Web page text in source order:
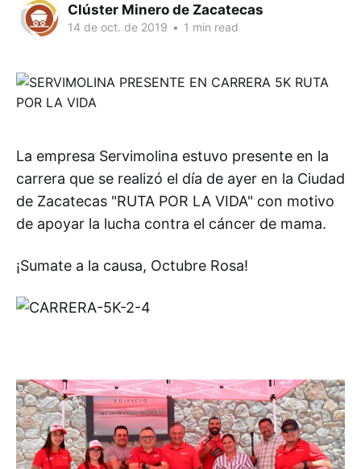
Clúster Minero de Zacatecas
14 de oct. de 2019 • 1 min read
La empresa Servimolina estuvo presente en la
carrera que se realizó el día de ayer en la Ciudad
de Zacatecas "RUTA POR LA VIDA" con motivo
de apoyar la lucha contra el cáncer de mama.
¡Sumate a la causa, Octubre Rosa!